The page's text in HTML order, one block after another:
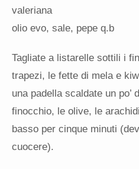
valeriana
olio evo, sale, pepe q.b
Tagliate a listarelle sottili i
trapezi, le fette di mela e
una padella scaldate un po’
finocchio, le olive, le
basso per cinque minuti
cuocere).